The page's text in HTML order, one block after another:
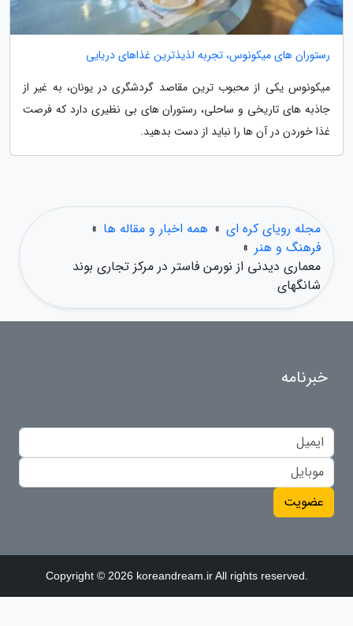
رستوران های میکونوس، تجربه لذیذترین غذاهای دریایی
میکونوس یکی از محبوب ترین مقاصد گردشگری در یونان، به غیر از
جاذبه های تاریخی و ساحلی، رستوران های بی نظیری دارد که فرصت
غذا خوردن در آن ها را نباید از دست بدهید.
مجله رویای کره ای » همه اخبار و مقاله ها »
فرهنگ و هنر »
معماری دیدنی از نورمن فاستر در مرکز تجاری بوند
شانگهای
خبرنامه
عضویت
Copyright © 2026 koreandream.ir All rights reserved.